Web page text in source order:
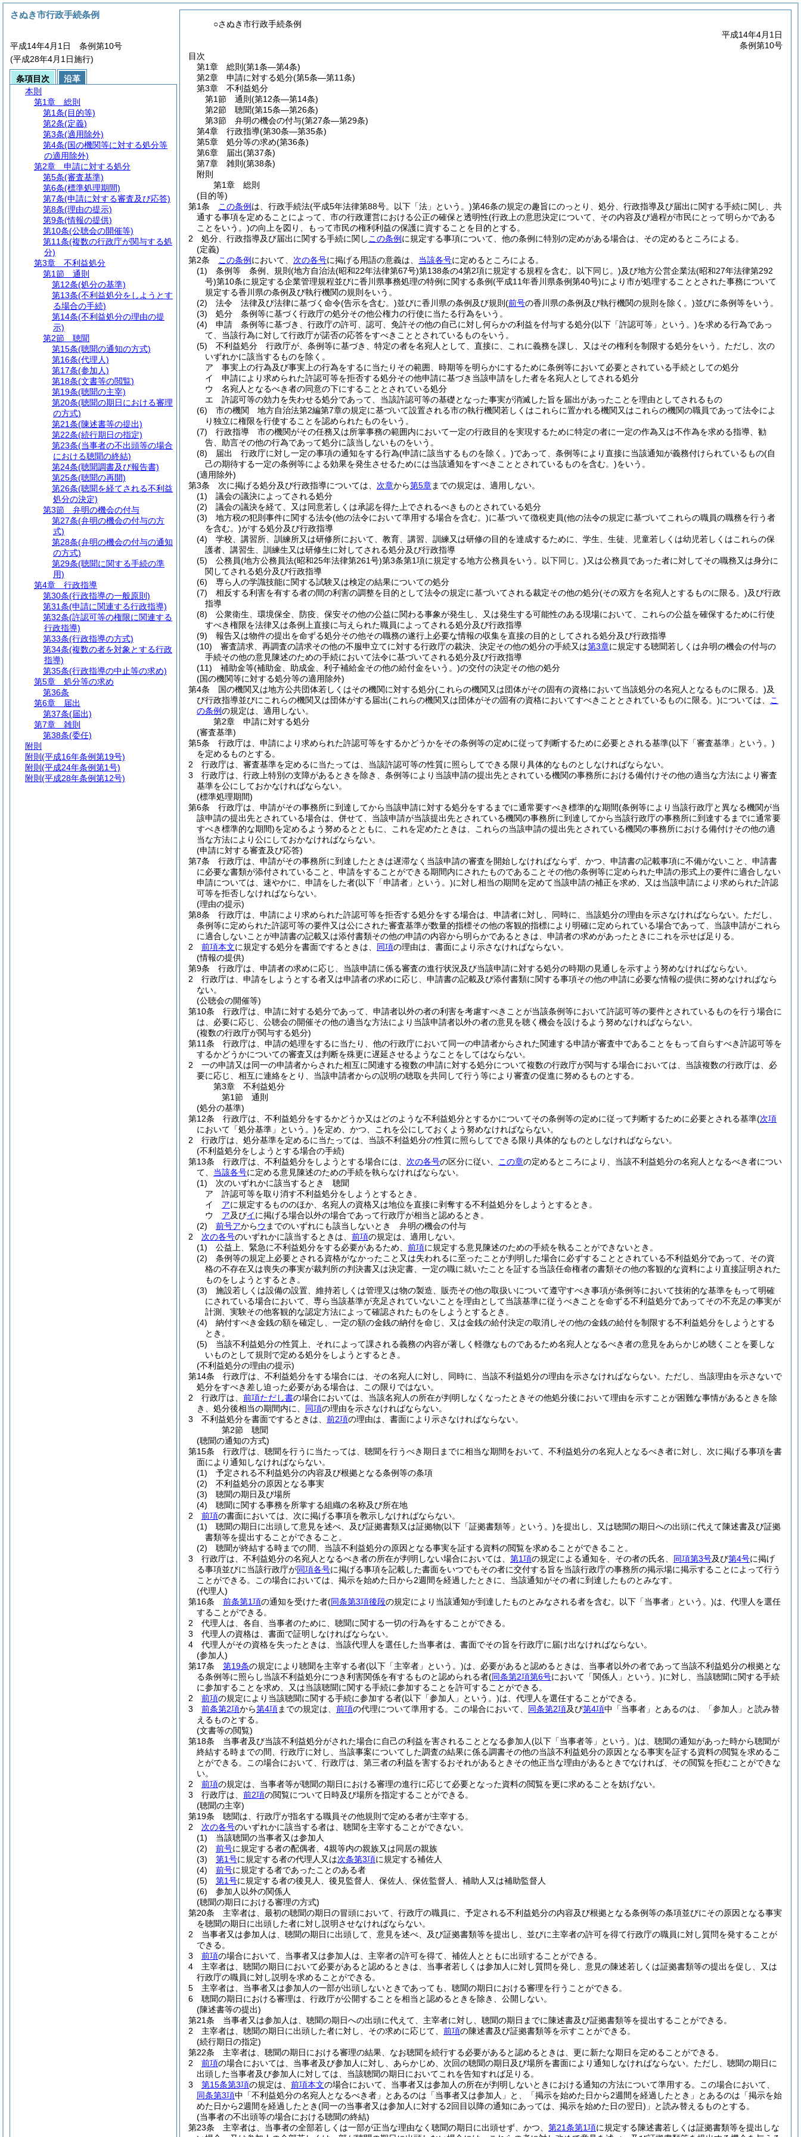
○さぬき市行政手続条例
平成14年4月1日
条例第10号
目次
第1章
総則 (第1条―第4条)
第2章
申請に対する処分(第5条―第11条)
第3章
不利益処分
第1節
通則 (第12条―第14条)
第2節
聴聞(第15条―第26条)
第3節
弁明の機会の付与(第27条―第29条)
第4章
行政指導(第30条―第35条)
第5章
処分等の求め(第36条)
第6章
届出(第37条)
第7章
雑則 (第38条)
附則
第1章
総則
(目的等)
第1条
この条例 は、行政手続法(平成5年法律第88号。以下「法」という。)第46条の規定の趣旨にのっとり、処分、行政指導及び届出に関する手続に関し、共
通する事項を定めることによって、市の行政運営における公正の確保と透明性(行政上の意思決定について、その内容及び過程が市民にとって明らかである
ことをいう。)の向上を図り、もって市民の権利利益の保護に資することを目的とする。
2
処分、行政指導及び届出に関する手続に関し この条例 に規定する事項について、他の条例に特別の定めがある場合は、その定めるところによる。
(定義)
第2条
この条例 において、 次の各号に掲げる用語の意義は、 当該各号に定めるところによる。
(1)
条例等 条例、規則 (地方自治法(昭和22年法律第67号)第138条の4第2項に規定する規程を含む。以下同じ。)及び地方公営企業法(昭和27年法律第292
号)第10条に規定する企業管理規程並びに香川県事務処理の特例に関する条例(平成11年香川県条例第40号)により市が処理することとされた事務について
規定する香川県の条例及び執行機関の規則をいう。
(2)
法令 法律及び法律に基づく命令(告示を含む。)並びに香川県の条例及び規則 (前号の香川県の条例及び執行機関の規則を除く。)並びに条例等をいう。
(3)
処分 条例等に基づく行政庁の処分その他公権力の行使に当たる行為をいう。
(4)
申請 条例等に基づき、行政庁の許可、認可、免許その他の自己に対し何らかの利益を付与する処分(以下「許認可等」という。)を求める行為であっ
て、当該行為に対して行政庁が諾否の応答をすべきこととされているものをいう。
(5)
不利益処分 行政庁が、条例等に基づき、特定の者を名宛人として、直接に、これに義務を課し、又はその権利を制限する処分をいう。 ただし、次の
いずれかに該当するものを除く。
ア
事実上の行為及び事実上の行為をするに当たりその範囲、時期等を明らかにするために条例等において必要とされている手続としての処分
イ
申請により求められた許認可等を拒否する処分その他申請に基づき当該申請をした者を名宛人としてされる処分
ウ
名宛人となるべき者の同意の下にすることとされている処分
エ
許認可等の効力を失わせる処分であって、当該許認可等の基礎となった事実が消滅した旨を届出があったことを理由としてされるもの
(6)
市の機関 地方自治法第2編第7章の規定に基づいて設置される市の執行機関若しくはこれらに置かれる機関又はこれらの機関の職員であって法令によ
り独立に権限を行使することを認められたものをいう。
(7)
行政指導 市の機関がその任務又は所掌事務の範囲内において一定の行政目的を実現するために特定の者に一定の作為又は不作為を求める指導、勧
告、助言その他の行為であって処分に該当しないものをいう。
(8)
届出 行政庁に対し一定の事項の通知をする行為(申請に該当するものを除く。)であって、条例等により直接に当該通知が義務付けられているもの(自
己の期待する一定の条例等による効果を発生させるためには当該通知をすべきこととされているものを含む。)をいう。
(適用除外)
第3条
次に掲げる処分及び行政指導については、 次章から第5章までの規定は、適用しない。
(1)
議会の議決によってされる処分
(2)
議会の議決を経て、又は同意若しくは承認を得た上でされるべきものとされている処分
(3)
地方税の犯則事件に関する法令(他の法令において準用する場合を含む。)に基づいて徴税吏員(他の法令の規定に基づいてこれらの職員の職務を行う者
を含む。)がする処分及び行政指導
(4)
学校、講習所、訓練所又は研修所において、教育、講習、訓練又は研修の目的を達成するために、学生、生徒、児童若しくは幼児若しくはこれらの保
護者、講習生、訓練生又は研修生に対してされる処分及び行政指導
(5)
公務員(地方公務員法(昭和25年法律第261号)第3条第1項に規定する地方公務員をいう。以下同じ。)又は公務員であった者に対してその職務又は身分に
関してされる処分及び行政指導
(6)
専ら人の学識技能に関する試験又は検定の結果についての処分
(7)
相反する利害を有する者の間の利害の調整を目的として法令の規定に基づいてされる裁定その他の処分(その双方を名宛人とするものに限る。)及び行政
指導
(8)
公衆衛生、環境保全、防疫、保安その他の公益に関わる事象が発生し、又は発生する可能性のある現場において、これらの公益を確保するために行使
すべき権限を法律又は条例上直接に与えられた職員によってされる処分及び行政指導
(9)
報告又は物件の提出を命ずる処分その他その職務の遂行上必要な情報の収集を直接の目的としてされる処分及び行政指導
(10)
審査請求、再調査の請求その他の不服申立てに対する行政庁の裁決、決定その他の処分の手続又は第3章に規定する聴聞若しくは弁明の機会の付与の
手続その他の意見陳述のための手続において法令に基づいてされる処分及び行政指導
(11)
補助金等(補助金、助成金、利子補給金その他の給付金をいう。)の交付の決定その他の処分
(国の機関等に対する処分等の適用除外)
第4条
国の機関又は地方公共団体若しくはその機関に対する処分(これらの機関又は団体がその固有の資格において当該処分の名宛人となるものに限る。)及
び行政指導並びにこれらの機関又は団体がする届出(これらの機関又は団体がその固有の資格においてすべきこととされているものに限る。)については、
こ
の条例の規定は、適用しない。
第2章
申請に対する処分
(審査基準)
第5条
行政庁は、申請により求められた許認可等をするかどうかをその条例等の定めに従って判断するために必要とされる基準(以下「審査基準」という。)
を定めるものとする。
2
行政庁は、審査基準を定めるに当たっては、当該許認可等の性質に照らしてできる限り具体的なものとしなければならない。
3
行政庁は、行政上特別の支障があるときを除き、条例等により当該申請の提出先とされている機関の事務所における備付けその他の適当な方法により審査
基準を公にしておかなければならない。
(標準処理期間)
第6条
行政庁は、申請がその事務所に到達してから当該申請に対する処分をするまでに通常要すべき標準的な期間(条例等により当該行政庁と異なる機関が当
該申請の提出先とされている場合は、併せて、当該申請が当該提出先とされている機関の事務所に到達してから当該行政庁の事務所に到達するまでに通常要
すべき標準的な期間)を定めるよう努めるとともに、これを定めたときは、これらの当該申請の提出先とされている機関の事務所における備付けその他の適
当な方法により公にしておかなければならない。
(申請に対する審査及び応答)
第7条
行政庁は、申請がその事務所に到達したときは遅滞なく当該申請の審査を開始しなければならず、かつ、申請書の記載事項に不備がないこと、申請書
に必要な書類が添付されていること、申請をすることができる期間内にされたものであることその他の条例等に定められた申請の形式上の要件に適合しない
申請については、速やかに、申請をした者(以下「申請者」という。)に対し相当の期間を定めて当該申請の補正を求め、又は当該申請により求められた許認
可等を拒否しなければならない。
(理由の提示)
第8条
行政庁は、申請により求められた許認可等を拒否する処分をする場合は、申請者に対し、同時に、当該処分の理由を示さなければならない。 ただし、
条例等に定められた許認可等の要件又は公にされた審査基準が数量的指標その他の客観的指標により明確に定められている場合であって、当該申請がこれら
に適合しないことが申請書の記載又は添付書類その他の申請の内容から明らかであるときは、申請者の求めがあったときにこれを示せば足りる。
2
前項本文に規定する処分を書面でするときは、 同項の理由は、書面により示さなければならない。
(情報の提供)
第9条
行政庁は、申請者の求めに応じ、当該申請に係る審査の進行状況及び当該申請に対する処分の時期の見通しを示すよう努めなければならない。
2
行政庁は、申請をしようとする者又は申請者の求めに応じ、申請書の記載及び添付書類に関する事項その他の申請に必要な情報の提供に努めなければなら
ない。
(公聴会の開催等)
第10条
行政庁は、申請に対する処分であって、申請者以外の者の利害を考慮すべきことが当該条例等において許認可等の要件とされているものを行う場合に
は、必要に応じ、公聴会の開催その他の適当な方法により当該申請者以外の者の意見を聴く機会を設けるよう努めなければならない。
(複数の行政庁が関与する処分)
第11条
行政庁は、申請の処理をするに当たり、他の行政庁において同一の申請者からされた関連する申請が審査中であることをもって自らすべき許認可等を
するかどうかについての審査又は判断を殊更に遅延させるようなことをしてはならない。
2
一の申請又は同一の申請者からされた相互に関連する複数の申請に対する処分について複数の行政庁が関与する場合においては、当該複数の行政庁は、必
要に応じ、相互に連絡をとり、当該申請者からの説明の聴取を共同して行う等により審査の促進に努めるものとする。
第3章
不利益処分
第1節
通則
(処分の基準)
第12条
行政庁は、不利益処分をするかどうか又はどのような不利益処分とするかについてその条例等の定めに従って判断するために必要とされる基準(次項
において「処分基準」という。)を定め、かつ、これを公にしておくよう努めなければならない。
2
行政庁は、処分基準を定めるに当たっては、当該不利益処分の性質に照らしてできる限り具体的なものとしなければならない。
(不利益処分をしようとする場合の手続)
第13条
行政庁は、不利益処分をしようとする場合には、 次の各号の区分に従い、 この章の定めるところにより、当該不利益処分の名宛人となるべき者につい
て、 当該各号に定める意見陳述のための手続を執らなければならない。
(1)
次のいずれかに該当するとき 聴聞
ア
許認可等を取り消す不利益処分をしようとするとき。
イ
アに規定するもののほか、名宛人の資格又は地位を直接に剥奪する不利益処分をしようとするとき。
ウ
ア及びイに掲げる場合以外の場合であって行政庁が相当と認めるとき。
(2)
前号アからウ までのいずれにも該当しないとき 弁明の機会の付与
2
次の各号のいずれかに該当するときは、 前項の規定は、適用しない。
(1)
公益上、緊急に不利益処分をする必要があるため、 前項に規定する意見陳述のための手続を執ることができないとき。
(2)
条例等の規定上必要とされる資格がなかったこと又は失われるに至ったことが判明した場合に必ずすることとされている不利益処分であって、その資
格の不存在又は喪失の事実が裁判所の判決書又は決定書、一定の職に就いたことを証する当該任命権者の書類その他の客観的な資料により直接証明された
ものをしようとするとき。
(3)
施設若しくは設備の設置、維持若しくは管理又は物の製造、販売その他の取扱いについて遵守すべき事項が条例等において技術的な基準をもって明確
にされている場合において、専ら当該基準が充足されていないことを理由として当該基準に従うべきことを命ずる不利益処分であってその不充足の事実が
計測、実験その他客観的な認定方法によって確認されたものをしようとするとき。
(4)
納付すべき金銭の額を確定し、一定の額の金銭の納付を命じ、又は金銭の給付決定の取消しその他の金銭の給付を制限する不利益処分をしようとする
とき。
(5)
当該不利益処分の性質上、それによって課される義務の内容が著しく軽微なものであるため名宛人となるべき者の意見をあらかじめ聴くことを要しな
いものとして規則で定める処分をしようとするとき。
(不利益処分の理由の提示)
第14条
行政庁は、不利益処分をする場合には、その名宛人に対し、同時に、当該不利益処分の理由を示さなければならない。 ただし、当該理由を示さないで
処分をすべき差し迫った必要がある場合は、この限りではない。
2
行政庁は、 前項ただし書の場合においては、当該名宛人の所在が判明しなくなったときその他処分後において理由を示すことが困難な事情があるときを除
き、処分後相当の期間内に、 同項の理由を示さなければならない。
3
不利益処分を書面でするときは、 前2項の理由は、書面により示さなければならない。
第2節
聴聞
(聴聞の通知の方式)
第15条
行政庁は、聴聞を行うに当たっては、聴聞を行うべき期日までに相当な期間をおいて、不利益処分の名宛人となるべき者に対し、次に掲げる事項を書
面により通知しなければならない。
(1)
予定される不利益処分の内容及び根拠となる条例等の条項
(2)
不利益処分の原因となる事実
(3)
聴聞の期日及び場所
(4)
聴聞に関する事務を所掌する組織の名称及び所在地
2
前項の書面においては、次に掲げる事項を教示しなければならない。
(1)
聴聞の期日に出頭して意見を述べ、及び証拠書類又は証拠物(以下「証拠書類等」という。)を提出し、又は聴聞の期日への出頭に代えて陳述書及び証拠
書類等を提出することができること。
(2)
聴聞が終結する時までの間、当該不利益処分の原因となる事実を証する資料の閲覧を求めることができること。
3
行政庁は、不利益処分の名宛人となるべき者の所在が判明しない場合においては、 第1項の規定による通知を、その者の氏名、 同項第3号及び第4号に掲げ
る事項並びに当該行政庁が同項各号に掲げる事項を記載した書面をいつでもその者に交付する旨を当該行政庁の事務所の掲示場に掲示することによって行う
ことができる。
この場合においては、掲示を始めた日から2週間を経過したときに、当該通知がその者に到達したものとみなす。
(代理人)
第16条
前条第1項の通知を受けた者(同条第3項後段の規定により当該通知が到達したものとみなされる者を含む。以下「当事者」という。)は、代理人を選任
することができる。
2
代理人は、各自、当事者のために、聴聞に関する一切の行為をすることができる。
3
代理人の資格は、書面で証明しなければならない。
4
代理人がその資格を失ったときは、当該代理人を選任した当事者は、書面でその旨を行政庁に届け出なければならない。
(参加人)
第17条
第19条の規定により聴聞を主宰する者(以下「主宰者」という。)は、必要があると認めるときは、当事者以外の者であって当該不利益処分の根拠とな
る条例等に照らし当該不利益処分につき利害関係を有するものと認められる者(同条第2項第6号において「関係人」という。)に対し、当該聴聞に関する手続
に参加することを求め、又は当該聴聞に関する手続に参加することを許可することができる。
2
前項の規定により当該聴聞に関する手続に参加する者(以下「参加人」という。)は、代理人を選任することができる。
3
前条第2項から第4項までの規定は、 前項の代理について準用する。 この場合において、 同条第2項及び第4項中「当事者」とあるのは、「参加人」と読み替
えるものとする。
(文書等の閲覧)
第18条
当事者及び当該不利益処分がされた場合に自己の利益を害されることとなる参加人(以下「当事者等」という。)は、聴聞の通知があった時から聴聞が
終結する時までの間、行政庁に対し、当該事案についてした調査の結果に係る調書その他の当該不利益処分の原因となる事実を証する資料の閲覧を求めるこ
とができる。
この場合において、行政庁は、第三者の利益を害するおそれがあるときその他正当な理由があるときでなければ、その閲覧を拒むことができな
い。
2
前項の規定は、当事者等が聴聞の期日における審理の進行に応じて必要となった資料の閲覧を更に求めることを妨げない。
3
行政庁は、 前2項の閲覧について日時及び場所を指定することができる。
(聴聞の主宰)
第19条
聴聞は、行政庁が指名する職員その他規則で定める者が主宰する。
2
次の各号のいずれかに該当する者は、聴聞を主宰することができない。
(1)
当該聴聞の当事者又は参加人
(2)
前号に規定する者の配偶者、4親等内の親族又は同居の親族
(3)
第1号に規定する者の代理人又は次条第3項に規定する補佐人
(4)
前号に規定する者であったことのある者
(5)
第1号に規定する者の後見人、後見監督人、保佐人、保佐監督人、補助人又は補助監督人
(6)
参加人以外の関係人
(聴聞の期日における審理の方式)
第20条
主宰者は、最初の聴聞の期日の冒頭において、行政庁の職員に、予定される不利益処分の内容及び根拠となる条例等の条項並びにその原因となる事実
を聴聞の期日に出頭した者に対し説明させなければならない。
2
当事者又は参加人は、聴聞の期日に出頭して、意見を述べ、及び証拠書類等を提出し、並びに主宰者の許可を得て行政庁の職員に対し質問を発することが
できる。
3
前項の場合において、当事者又は参加人は、主宰者の許可を得て、補佐人とともに出頭することができる。
4
主宰者は、聴聞の期日において必要があると認めるときは、当事者若しくは参加人に対し質問を発し、意見の陳述若しくは証拠書類等の提出を促し、又は
行政庁の職員に対し説明を求めることができる。
5
主宰者は、当事者又は参加人の一部が出頭しないときであっても、聴聞の期日における審理を行うことができる。
6
聴聞の期日における審理は、行政庁が公開することを相当と認めるときを除き、公開しない。
(陳述書等の提出)
第21条
当事者又は参加人は、聴聞の期日への出頭に代えて、主宰者に対し、聴聞の期日までに陳述書及び証拠書類等を提出することができる。
2
主宰者は、聴聞の期日に出頭した者に対し、その求めに応じて、 前項の陳述書及び証拠書類等を示すことができる。
(続行期日の指定)
第22条
主宰者は、聴聞の期日における審理の結果、なお聴聞を続行する必要があると認めるときは、更に新たな期日を定めることができる。
2
前項の場合においては、当事者及び参加人に対し、あらかじめ、次回の聴聞の期日及び場所を書面により通知しなければならない。 ただし、聴聞の期日に
出頭した当事者及び参加人に対しては、当該聴聞の期日においてこれを告知すれば足りる。
3
第15条第3項の規定は、 前項本文の場合において、当事者又は参加人の所在が判明しないときにおける通知の方法について準用する。
この場合において、
同条第3項中「不利益処分の名宛人となるべき者」とあるのは「当事者又は参加人」と、「掲示を始めた日から2週間を経過したとき」とあるのは「掲示を始
めた日から2週間を経過したとき(同一の当事者又は参加人に対する2回目以降の通知にあっては、掲示を始めた日の翌日) 」と読み替えるものとする。
(当事者の不出頭等の場合における聴聞の終結)
第23条
主宰者は、当事者の全部若しくは一部が正当な理由なく聴聞の期日に出頭せず、かつ、 第21条第1項に規定する陳述書若しくは証拠書類等を提出しな
さぬき市行政手続条例
平成14年4月1日 条例第10号
(平成28年4月1日施行)
条項目次
沿革
本則
第1章
総則
第1条(目的等)
第2条(定義)
第3条(適用除外)
第4条(国の機関等に対する処分等
の適用除外)
第2章
申請に対する処分
第5条(審査基準)
第6条(標準処理期間)
第7条(申請に対する審査及び応答)
第8条(理由の提示)
第9条(情報の提供)
第10条(公聴会の開催等)
第11条(複数の行政庁が関与する処
分)
第3章
不利益処分
第1節
通則
第12条(処分の基準)
第13条(不利益処分をしようとす
る場合の手続)
第14条(不利益処分の理由の提
示)
第2節
聴聞
第15条(聴聞の通知の方式)
第16条(代理人)
第17条(参加人)
第18条(文書等の閲覧)
第19条(聴聞の主宰)
第20条(聴聞の期日における審理
の方式)
第21条(陳述書等の提出)
第22条(続行期日の指定)
第23条(当事者の不出頭等の場合
における聴聞の終結)
第24条(聴聞調書及び報告書)
第25条(聴聞の再開)
第26条(聴聞を経てされる不利益
処分の決定)
第3節
弁明の機会の付与
第27条(弁明の機会の付与の方
式)
第28条(弁明の機会の付与の通知
の方式)
第29条(聴聞に関する手続の準
用)
第4章
行政指導
第30条(行政指導の一般原則)
第31条(申請に関連する行政指導)
第32条(許認可等の権限に関連する
行政指導)
第33条(行政指導の方式)
第34条(複数の者を対象とする行政
指導)
第35条(行政指導の中止等の求め)
第5章
処分等の求め
第36条
第6章
届出
第37条(届出)
第7章
雑則
第38条(委任)
附則
附則 (平成16年条例第19号)
附則 (平成24年条例第1号)
附則 (平成28年条例第12号)